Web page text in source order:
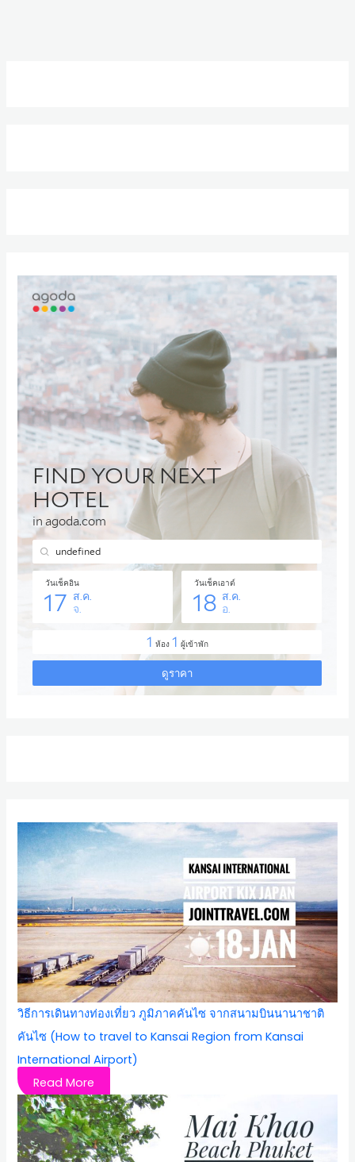
วิธีการเดินทางท่องเที่ยว ภูมิภาคคันไซ จากสนามบินนานาชาติ
คันไซ (How to travel to Kansai Region from Kansai
International Airport)
Read More